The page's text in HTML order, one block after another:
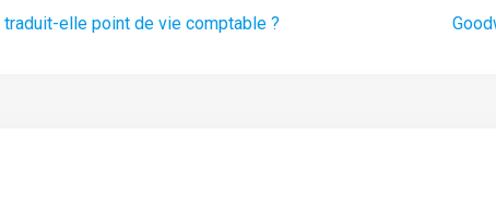
traduit-elle point de vie comptable ?